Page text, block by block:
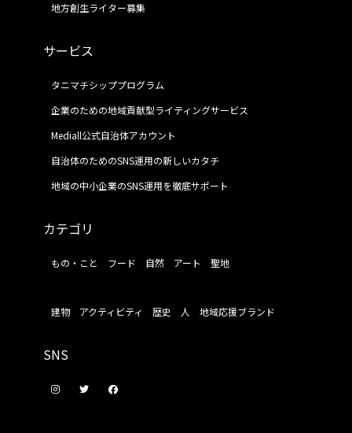
地方創生ライター募集
サービス
タニマチシッププログラム
企業のための地域貢献型ライティングサービス
Mediall公式自治体アカウント
自治体のためのSNS運用の新しいカタチ
地域の中小企業のSNS運用を徹底サポート
カテゴリ
もの・こと フード 自然 アート 聖地
建物 アクティビティ 歴史 人 地域応援ブランド
SNS